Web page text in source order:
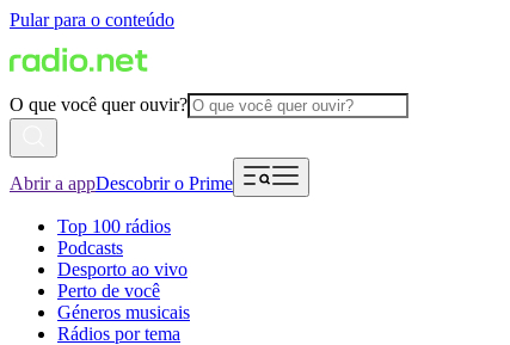
Pular para o conteúdo
O que você quer ouvir?
Abrir a appDescobrir o Prime
Top 100 rádios
Podcasts
Desporto ao vivo
Perto de você
Géneros musicais
Rádios por tema